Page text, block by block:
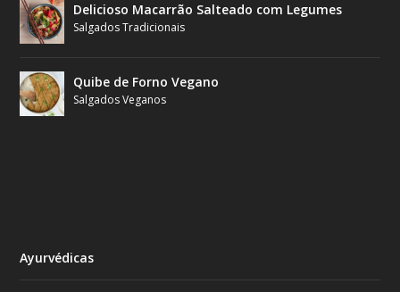
Delicioso Macarrão Salteado com Legumes
Salgados Tradicionais
Quibe de Forno Vegano
Salgados Veganos
Ayurvédicas